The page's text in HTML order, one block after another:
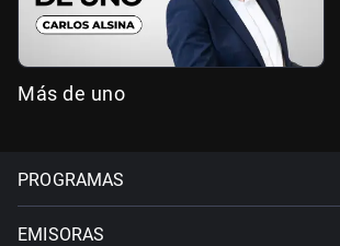
Más de uno
PROGRAMAS
EMISORAS